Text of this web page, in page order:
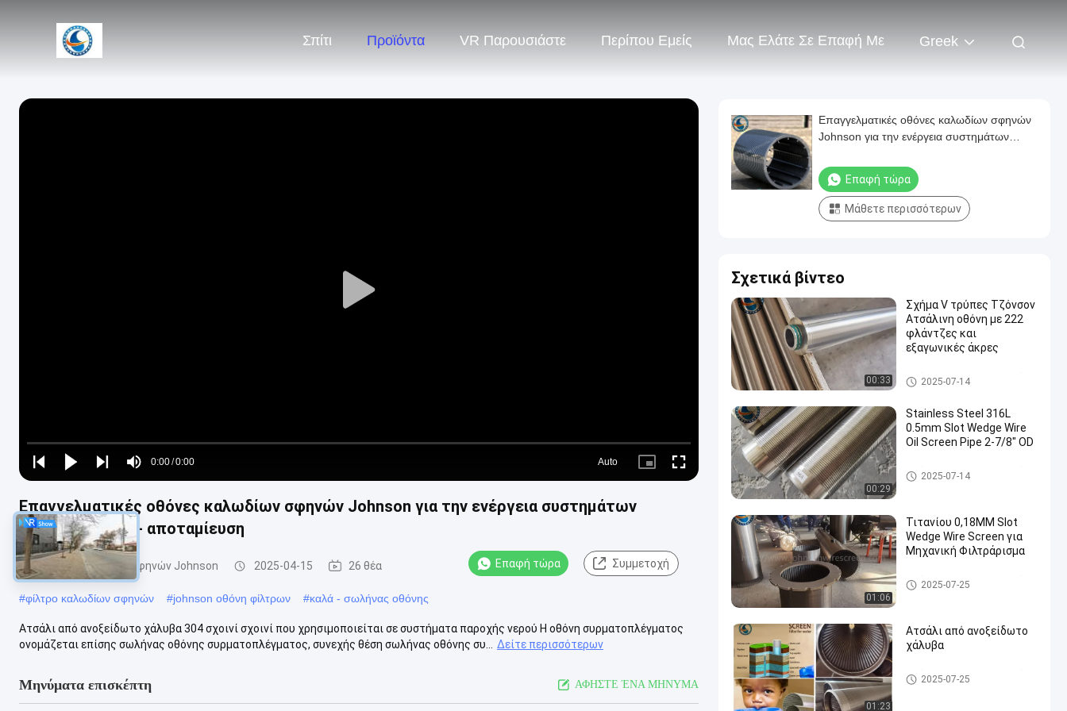
Σπίτι Προϊόντα VR Παρουσιάστε Περίπου Εμείς Μας Ελάτε Σε Επαφή Με Greek
Play
Play
Play
Play
Mute
Time
0:00/0:00
Loaded:
0%
Auto
Picture- Fullscreen
Επαγγελματικές οθόνες καλωδίων σφηνών Johnson για την ενέργεια συστημάτων
παροχής νερού - αποταμίευση
Οθόνες καλωδίων σφηνών Johnson 2025-04-15 26 θέα Επαφή τώρα Συμμετοχή
#φίλτρο καλωδίων σφηνών #johnson οθόνη φίλτρων #καλά - σωλήνας οθόνης
Ατσάλι από ανοξείδωτο χάλυβα 304 σχοινί σχοινί που χρησιμοποιείται σε συστήματα παροχής νερού Η οθόνη συρματοπλέγματος
ονομάζεται επίσης σωλήνας οθόνης συρματοπλέγματος, συνεχής θέση σωλήνας οθόνης συ...
Δείτε περισσότερων
Μηνύματα επισκέπτη ΑΦΗΣΤΕ ΈΝΑ ΜΗΝΥΜΑ
Επαγγελματικές οθόνες καλωδίων σφηνών
Johnson για την ενέργεια συστημάτων
Επαφή τώρα
Μάθετε περισσότερων
Σχετικά βίντεο
00:33
Σχήμα V τρύπες Τζόνσον
Ατσάλινη οθόνη με 222
φλάντζες και
εξαγωνικές άκρες
Οθόνες καλωδίων σφηνών J
ohnson
2025-07-14
00:29
Stainless Steel 316L
0.5mm Slot Wedge Wire
Oil Screen Pipe 2-7/8" OD
Οθόνες καλωδίων σφηνών J
ohnson
2025-07-14
01:06
Τιτανίου 0,18MM Slot
Wedge Wire Screen για
Μηχανική Φιλτράρισμα
Οθόνες καλωδίων σφηνών J
ohnson
2025-07-25
01:23
Ατσάλι από ανοξείδωτο
χάλυβα
Οθόνες καλωδίων σφηνών J
ohnson
2025-07-25